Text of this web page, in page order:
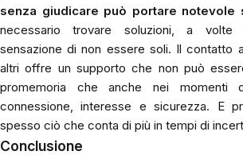
senza giudicare può portare notevole
necessario trovare soluzioni, a
sensazione di non essere soli. Il contatto
altri offre un supporto che non può
promemoria che anche nei momenti
connessione, interesse e sicurezza. E
spesso ciò che conta di più in tempi di
Conclusione